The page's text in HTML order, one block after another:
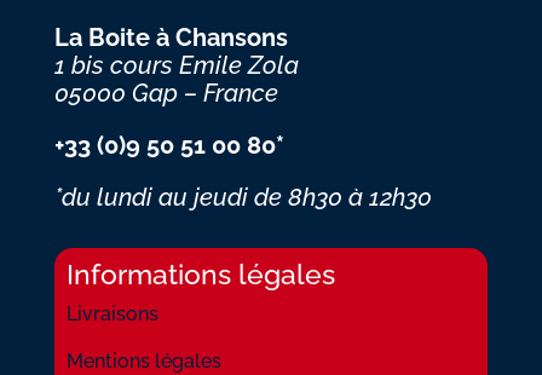
La Boite à Chansons
1 bis cours Emile Zola
05000 Gap – France
+33 (0)9 50 51 00 80*
*du lundi au jeudi de 8h30 à 12h30
Informations légales
Livraisons
Mentions légales